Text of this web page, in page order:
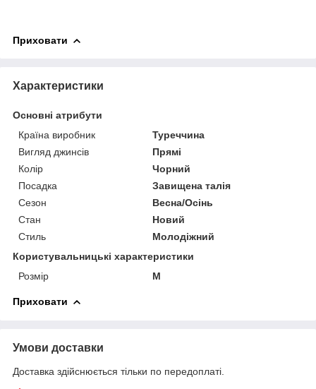
Приховати
Характеристики
Основні атрибути
Країна виробник
Туреччина
Вигляд джинсів
Прямі
Колір
Чорний
Посадка
Завищена талія
Сезон
Весна/Осінь
Стан
Новий
Стиль
Молодіжний
Користувальницькі характеристики
Розмір
M
Приховати
Умови доставки
Доставка здійснюється тільки по передоплаті.